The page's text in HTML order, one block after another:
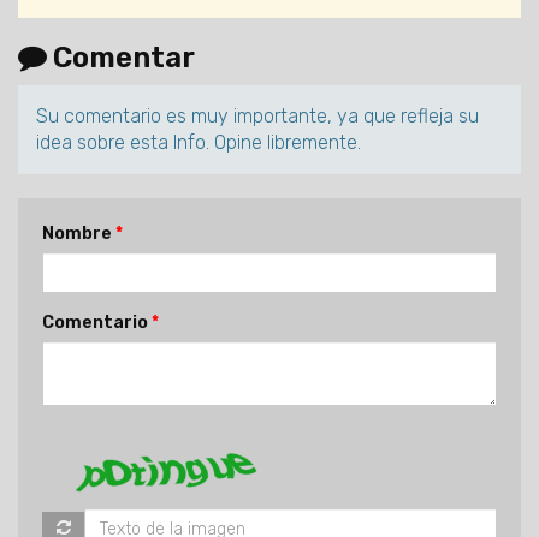
Comentar
Su comentario es muy importante, ya que refleja su
idea sobre esta Info. Opine libremente.
Nombre
Comentario